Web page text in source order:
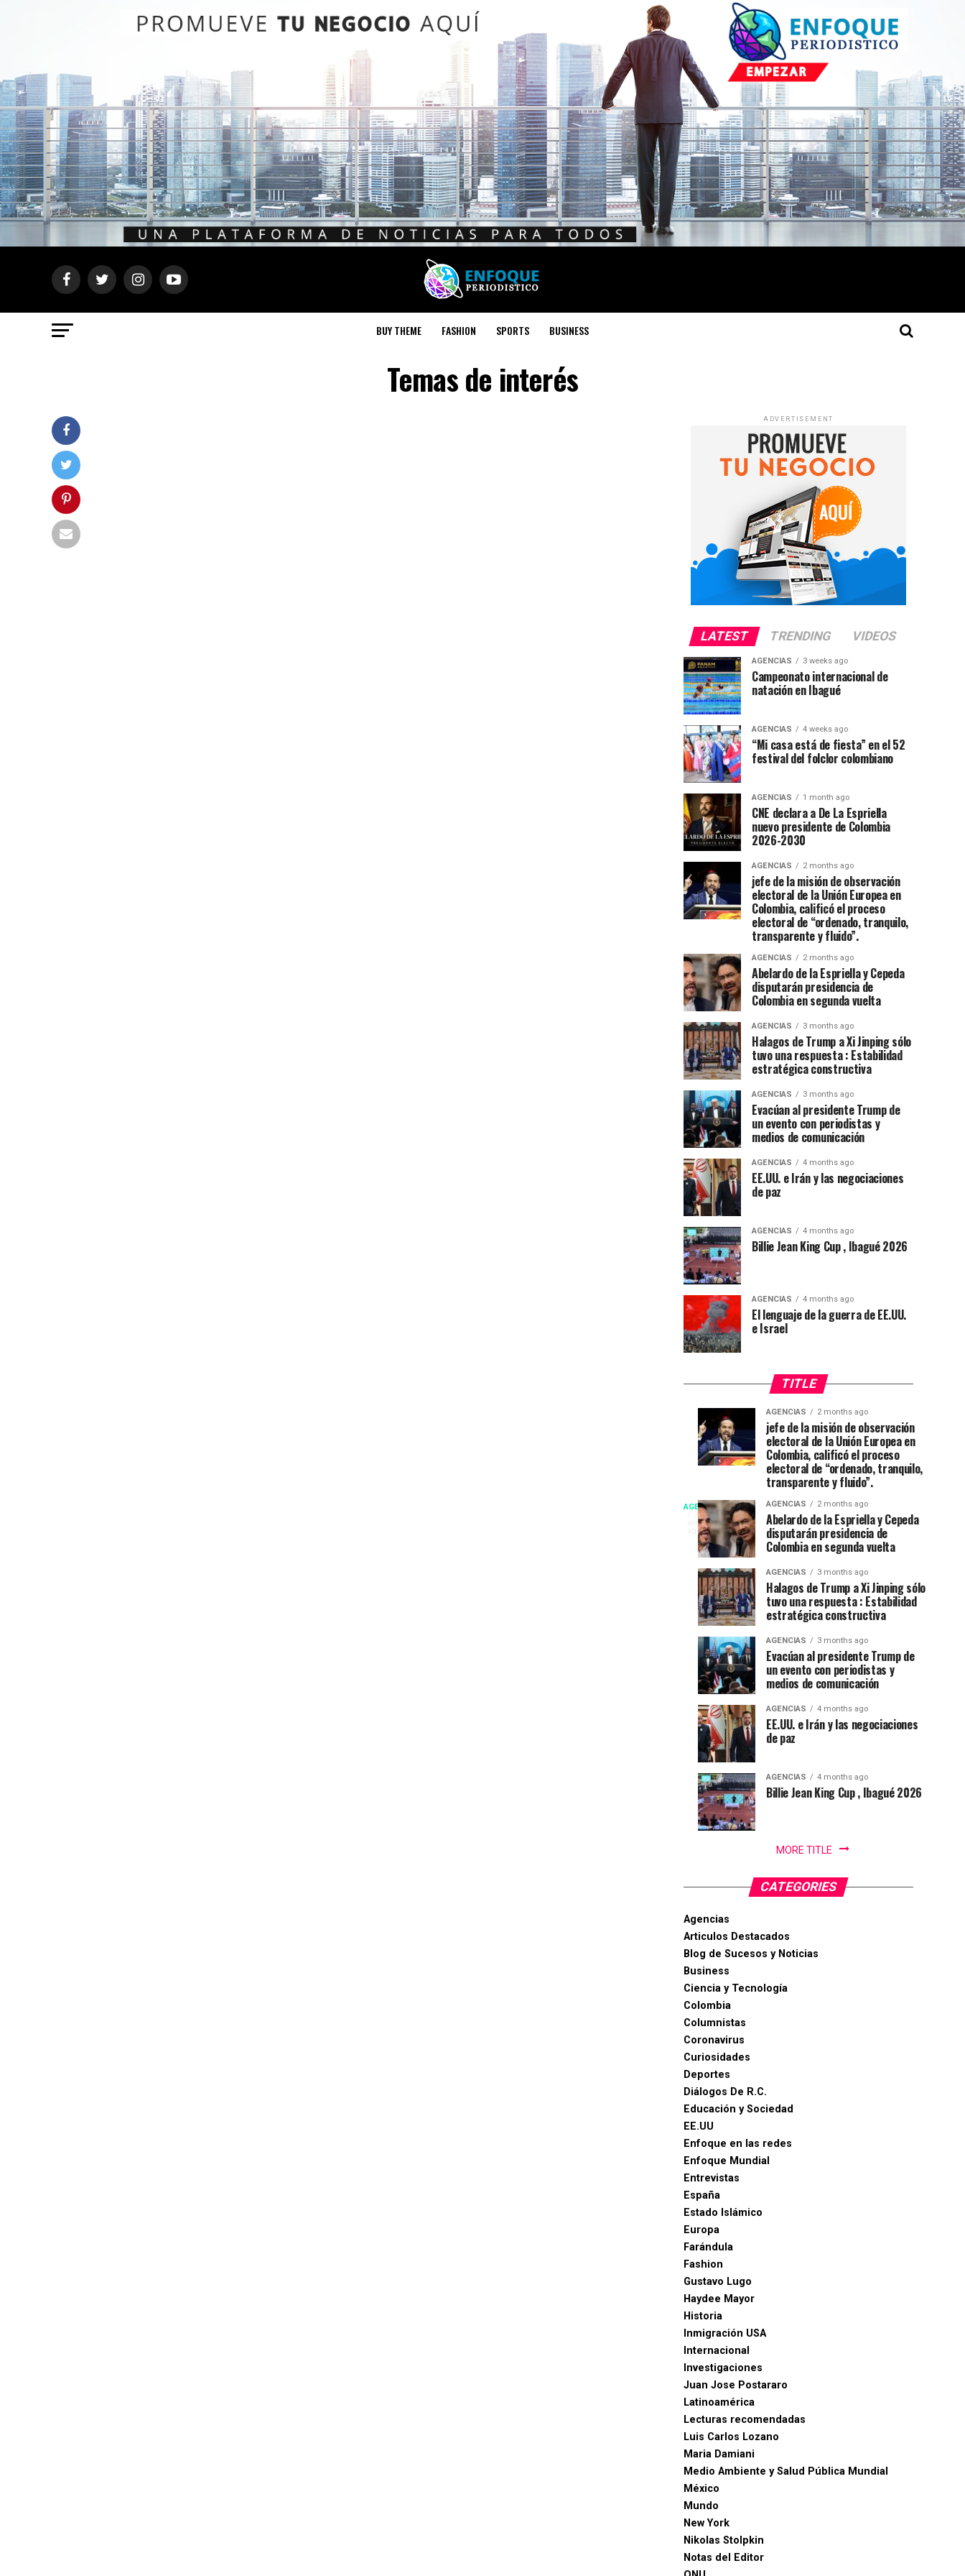
BUY THEME FASHION SPORTS BUSINESS
Temas de interés
ADVERTISEMENT
LATEST TRENDING VIDEOS
AGENCIAS 3 weeks ago
Campeonato internacional de
natación en Ibagué
AGENCIAS 4 weeks ago
“Mi casa está de fiesta” en el 52
festival del folclor colombiano
AGENCIAS 1 month ago
CNE declara a De La Espriella
nuevo presidente de Colombia
2026-2030
AGENCIAS 2 months ago
jefe de la misión de observación
electoral de la Unión Europea en
Colombia, calificó el proceso
electoral de “ordenado, tranquilo,
transparente y fluido”.
AGENCIAS 2 months ago
Abelardo de la Espriella y Cepeda
disputarán presidencia de
Colombia en segunda vuelta
AGENCIAS 3 months ago
Halagos de Trump a Xi Jinping sólo
tuvo una respuesta : Estabilidad
estratégica constructiva
AGENCIAS 3 months ago
Evacúan al presidente Trump de
un evento con periodistas y
medios de comunicación
AGENCIAS 4 months ago
EE.UU. e Irán y las negociaciones
de paz
AGENCIAS 4 months ago
Billie Jean King Cup , Ibagué 2026
AGENCIAS 4 months ago
El lenguaje de la guerra de EE.UU.
e Israel
TITLE
AGENCIAS
3
weeks
ago
Campeonato
internacional
de
natación
en
Ibagué
NEW
YORK
DEPORTES|
Por
Gustavo
Lugo
Ibagué
Ibagué
celebró
Campeonato
Natación
PanAm...
AGENCIAS
4
weeks
ago
“Mi
casa
está
fiesta”
en
52
festival
del
folclor
colombiano
AGENCIAS
1
month
ago
CNE
declara
Espriella
nuevo
presidente
Colombia
2026-
2030
AGENCIAS 2 months ago
jefe de la misión de observación
electoral de la Unión Europea en
Colombia, calificó el proceso
electoral de “ordenado, tranquilo,
transparente y fluido”.
AGENCIAS 2 months ago
Abelardo de la Espriella y Cepeda
disputarán presidencia de
Colombia en segunda vuelta
AGENCIAS 3 months ago
Halagos de Trump a Xi Jinping sólo
tuvo una respuesta : Estabilidad
estratégica constructiva
AGENCIAS 3 months ago
Evacúan al presidente Trump de
un evento con periodistas y
medios de comunicación
AGENCIAS 4 months ago
EE.UU. e Irán y las negociaciones
de paz
AGENCIAS 4 months ago
Billie Jean King Cup , Ibagué 2026
MORE TITLE
CATEGORIES
Agencias
Articulos Destacados
Blog de Sucesos y Noticias
Business
Ciencia y Tecnología
Colombia
Columnistas
Coronavirus
Curiosidades
Deportes
Diálogos De R.C.
Educación y Sociedad
EE.UU
Enfoque en las redes
Enfoque Mundial
Entrevistas
España
Estado Islámico
Europa
Farándula
Fashion
Gustavo Lugo
Haydee Mayor
Historia
Inmigración USA
Internacional
Investigaciones
Juan Jose Postararo
Latinoamérica
Lecturas recomendadas
Luis Carlos Lozano
Maria Damiani
Medio Ambiente y Salud Pública Mundial
México
Mundo
New York
Nikolas Stolpkin
Notas del Editor